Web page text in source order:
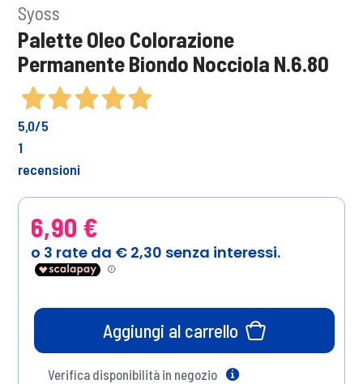
Syoss
Palette Oleo Colorazione
Permanente Biondo Nocciola N.6.80
5,0/5
1
recensioni
6,90 €
Aggiungi al carrello
Verifica disponibilità in negozio